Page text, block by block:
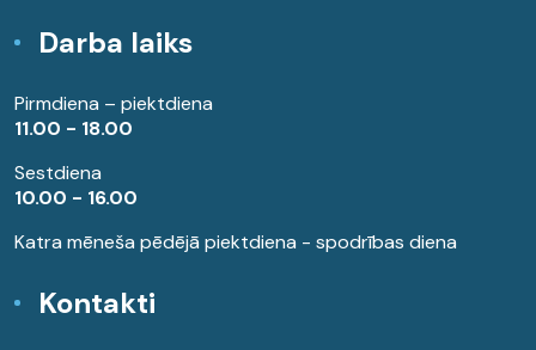
Darba laiks
Pirmdiena – piektdiena
11.00 - 18.00
Sestdiena
10.00 - 16.00
Katra mēneša pēdējā piektdiena - spodrības diena
Kontakti